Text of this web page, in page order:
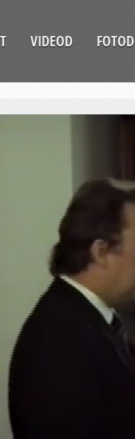
VIDEOD FOTOD